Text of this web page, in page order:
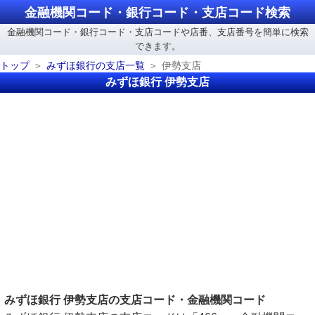
金融機関コード・銀行コード・支店コード検索
金融機関コード・銀行コード・支店コードや店番、支店番号を簡単に検索
できます。
トップ
みずほ銀行の支店一覧 伊勢支店
みずほ銀行 伊勢支店
みずほ銀行 伊勢支店の支店コード・金融機関コード